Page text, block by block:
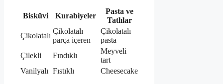
Bisküvi Kurabiyeler
Pasta ve
Tatlılar
Çikolatalı
Çikolatalı
parça içeren
Çikolatalı
pasta
Çilekli
Fındıklı
Meyveli
tart
Vanilyalı Fıstıklı Cheesecake